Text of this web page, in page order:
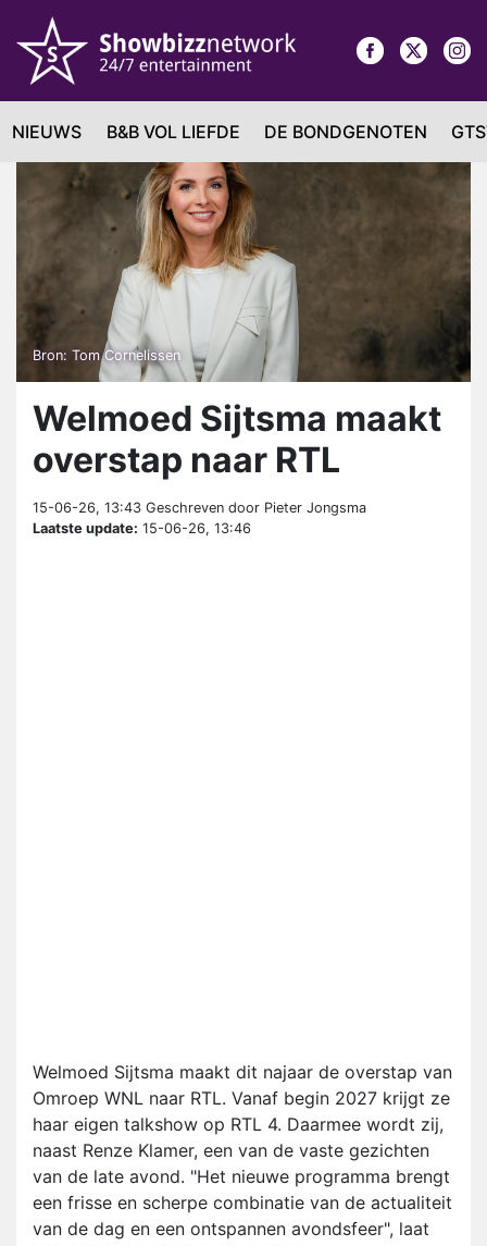
NIEUWS B&B VOL LIEFDE DE BONDGENOTEN
Bron: Tom Cornelissen
Welmoed Sijtsma maakt
overstap naar RTL
15-06-26, 13:43 Geschreven door Pieter Jongsma
Laatste update: 15-06-26, 13:46
Welmoed Sijtsma maakt dit najaar de overstap van
Omroep WNL naar RTL. Vanaf begin 2027 krijgt ze
haar eigen talkshow op RTL 4. Daarmee wordt zij,
naast Renze Klamer, een van de vaste gezichten
van de late avond. "Het nieuwe programma brengt
een frisse en scherpe combinatie van de actualiteit
van de dag en een ontspannen avondsfeer", laat